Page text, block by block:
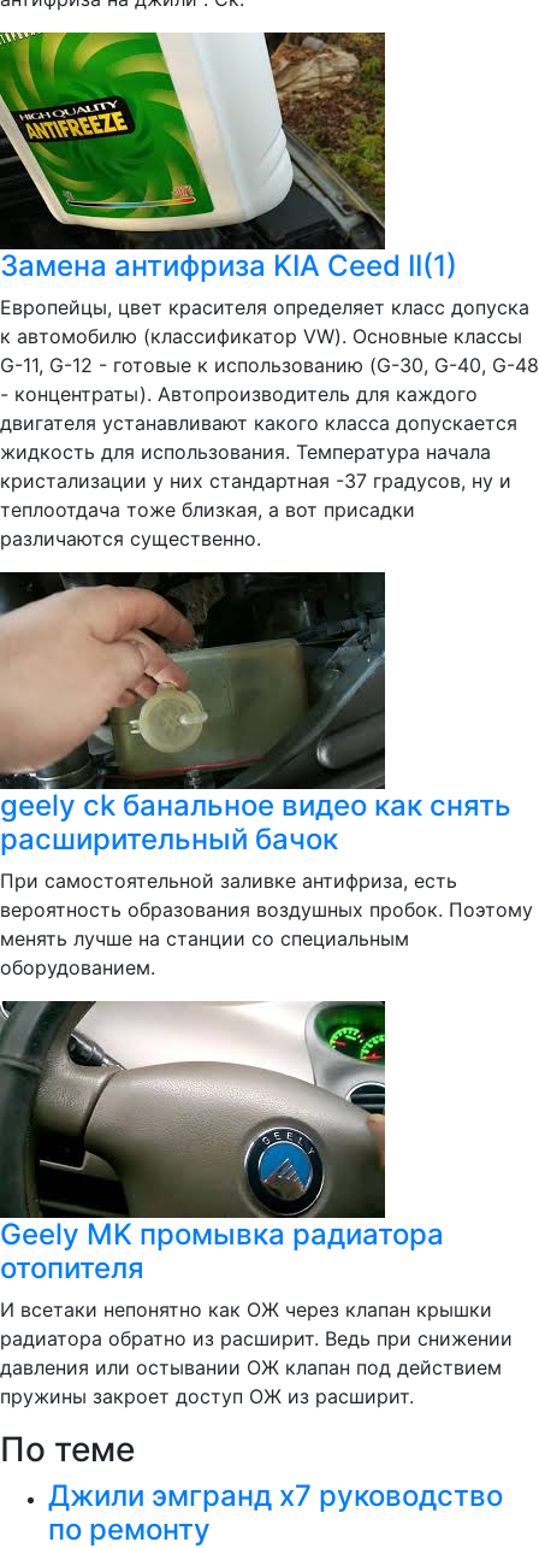
Замена антифриза KIA Ceed II(1)
Европейцы, цвет красителя определяет класс допуска
к автомобилю (классификатор VW). Основные классы
G-11, G-12 - готовые к использованию (G-30, G-40, G-48
- концентраты). Автопроизводитель для каждого
двигателя устанавливают какого класса допускается
жидкость для использования. Температура начала
кристализации у них стандартная -37 градусов, ну и
теплоотдача тоже близкая, а вот присадки
различаются существенно.
geely ck банальное видео как снять
расширительный бачок
При самостоятельной заливке антифриза, есть
вероятность образования воздушных пробок. Поэтому
менять лучше на станции со специальным
оборудованием.
Geely MK промывка радиатора
отопителя
И всетаки непонятно как ОЖ через клапан крышки
радиатора обратно из расширит. Ведь при снижении
давления или остывании ОЖ клапан под действием
пружины закроет доступ ОЖ из расширит.
По теме
Джили эмгранд x7 руководство
по ремонту